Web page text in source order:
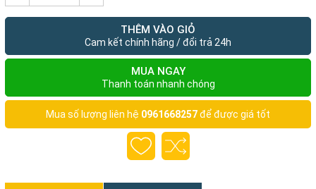
THÊM VÀO GIỎ
Cam kết chính hãng / đổi trả 24h
MUA NGAY
Thanh toán nhanh chóng
Mua số lượng liên hệ 0961668257để được giá tốt